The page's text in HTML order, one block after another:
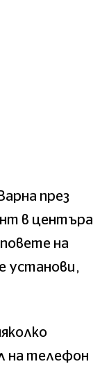
през
в центъра
на
установи,
на телефон